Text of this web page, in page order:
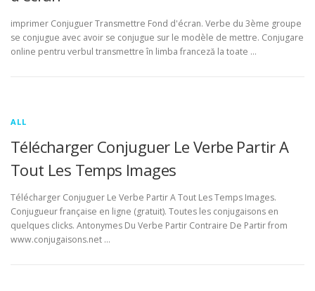
imprimer Conjuguer Transmettre Fond d'écran. Verbe du 3ème groupe
se conjugue avec avoir se conjugue sur le modèle de mettre. Conjugare
online pentru verbul transmettre în limba franceză la toate …
ALL
Télécharger Conjuguer Le Verbe Partir A
Tout Les Temps Images
Télécharger Conjuguer Le Verbe Partir A Tout Les Temps Images.
Conjugueur française en ligne (gratuit). Toutes les conjugaisons en
quelques clicks. Antonymes Du Verbe Partir Contraire De Partir from
www.conjugaisons.net …